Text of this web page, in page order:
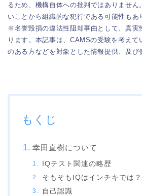
るため、機構自体への批判ではありません
いことから組織的な犯行である可能性もあ
※名誉毀損の違法性阻却事由として、真実
ります。本記事は、CAMSの受験を考え
のある方などを対象とした情報提供、及び
もくじ
幸田直樹について
IQテスト関連の略歴
そもそもIQはインチキでは？
自己認識